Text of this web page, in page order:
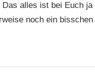
Das alles ist bei Euch ja
noch ein bisschen